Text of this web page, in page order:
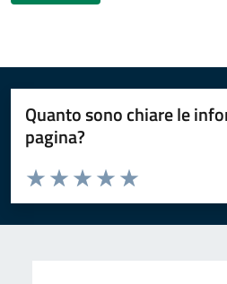
Quanto sono chiare le
pagina?
Valuta da 1 a 5 stelle la pagina
Valuta 5 stelle
Valuta 4 stelle su 5
Valuta 3 stelle su 5
Valuta 2 stelle su 5
Valuta 1 stelle su 5